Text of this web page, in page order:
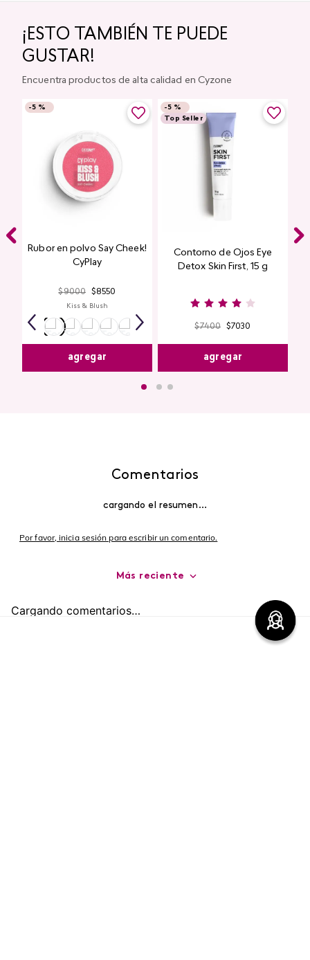
¡ESTO TAMBIÉN TE PUEDE
GUSTAR!
Encuentra productos de alta calidad en Cyzone
-5 %
Rubor en polvo Say Cheek!
CyPlay
$9000 $8550
Kiss & Blush
agregar
-5 %
Top Seller
Contorno de Ojos Eye
Detox Skin First, 15 g
$7400 $7030
agregar
Comentarios
cargando el resumen…
Por favor, inicia sesión para escribir un comentario.
Más reciente
Cargando comentarios…